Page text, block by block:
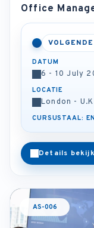
Office
VOLGENDE
DATUM
6 - 10 July
LOCATIE
London - U.K
CURSUSTAAL: EN
Details
AS-006